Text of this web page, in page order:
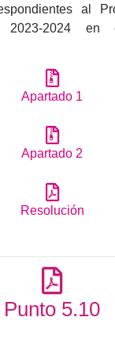
al
2023-2024
Apartado 1
Apartado 2
Resolución
Punto 5.10